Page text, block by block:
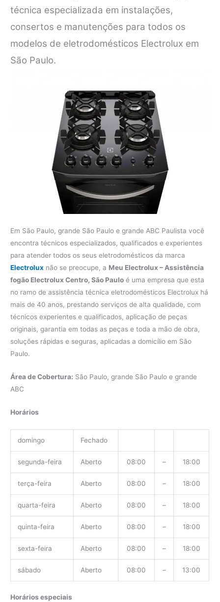
técnica especializada em instalações,
consertos e manutenções para todos os
modelos de eletrodomésticos Electrolux em
São Paulo.
Em São Paulo, grande São Paulo e grande ABC Paulista você
encontra técnicos especializados, qualificados e experientes
para atender todos os seus eletrodomésticos da marca
Electrolux não se preocupe, a Meu Electrolux – Assistência
fogão Electrolux Centro, São Paulo é uma empresa que esta
no ramo de assistência técnica eletrodomésticos Electrolux há
mais de 40 anos, prestando serviços de alta qualidade, com
técnicos experientes e qualificados, aplicação de peças
originais, garantia em todas as peças e toda a mão de obra,
soluções rápidas e seguras, aplicadas a domicílio em São
Paulo.
Área de Cobertura: São Paulo, grande São Paulo e grande
ABC
Horários
domingo Fechado
segunda-feira Aberto 08:00 – 18:00
terça-feira Aberto 08:00 – 18:00
quarta-feira Aberto 08:00 – 18:00
quinta-feira Aberto 08:00 – 18:00
sexta-feira Aberto 08:00 – 18:00
sábado Aberto 08:00 – 13:00
Horários especiais